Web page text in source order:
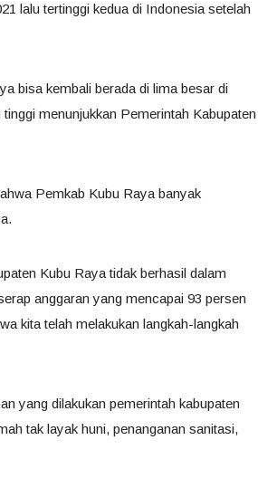
lalu tertinggi kedua di Indonesia setelah
bisa kembali berada di lima besar di
menunjukkan Pemerintah Kabupaten
Pemkab Kubu Raya banyak
Kubu Raya tidak berhasil dalam
anggaran yang mencapai 93 persen
kita telah melakukan langkah-langkah
yang dilakukan pemerintah kabupaten
tak layak huni, penanganan sanitasi,